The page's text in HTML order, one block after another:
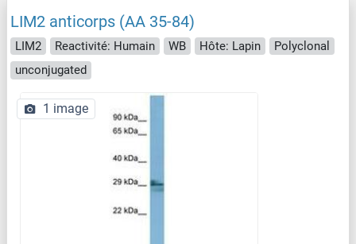
LIM2 anticorps (AA 35-84)
LIM2 Reactivité: Humain WB Hôte: Lapin
Polyclonal
unconjugated
1 image